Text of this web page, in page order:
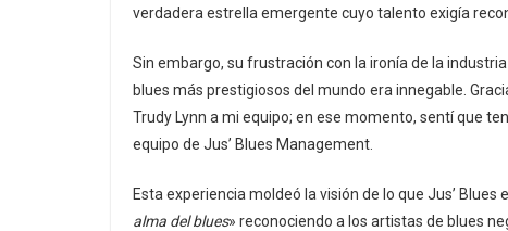
verdadera estrella emergente cuyo talento exigía
Sin embargo, su frustración con la ironía de la
blues más prestigiosos del mundo era innegable.
Trudy Lynn a mi equipo; en ese momento, sentí que
equipo de Jus’ Blues Management.
Esta experiencia moldeó la visión de lo que Jus’
alma del blues» reconociendo a los artistas de blues